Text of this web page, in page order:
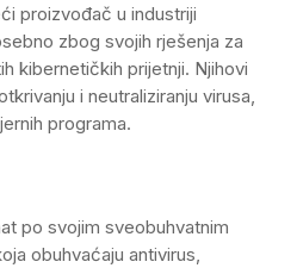
proizvođač u industriji
zbog svojih rješenja za
kibernetičkih prijetnji. Njihovi
i neutraliziranju virusa,
programa.
po svojim sveobuhvatnim
obuhvaćaju antivirus,